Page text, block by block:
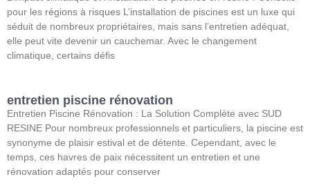
pour les régions à risques L’installation de piscines est un luxe qui
séduit de nombreux propriétaires, mais sans l’entretien adéquat,
elle peut vite devenir un cauchemar. Avec le changement
climatique, certains défis
entretien piscine rénovation
Entretien Piscine Rénovation : La Solution Complète avec SUD
RESINE Pour nombreux professionnels et particuliers, la piscine est
synonyme de plaisir estival et de détente. Cependant, avec le
temps, ces havres de paix nécessitent un entretien et une
rénovation adaptés pour conserver